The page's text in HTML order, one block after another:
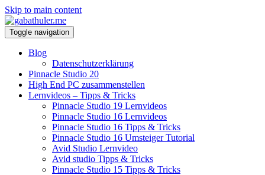
Skip to main content
Toggle navigation
Blog
Datenschutzerklärung
Pinnacle Studio 20
High End PC zusammenstellen
Lernvideos – Tipps & Tricks
Pinnacle Studio 19 Lernvideos
Pinnacle Studio 16 Lernvideos
Pinnacle Studio 16 Tipps & Tricks
Pinnacle Studio 16 Umsteiger Tutorial
Avid Studio Lernvideo
Avid studio Tipps & Tricks
Pinnacle Studio 15 Tipps & Tricks